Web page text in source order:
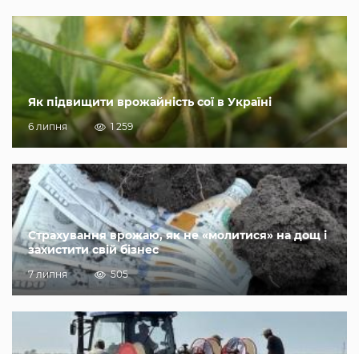
Як підвищити врожайність сої в Україні
6 липня 1 259
Страхування врожаю, як не «молитися» на дощ і
захистити свій бізнес
7 липня 505